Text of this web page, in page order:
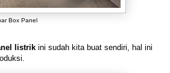
Box Panel
listrik ini sudah kita buat sendiri, hal ini